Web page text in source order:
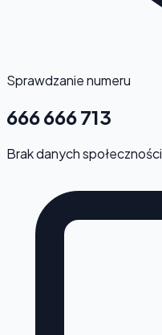
Sprawdzanie numeru
666 666 713
Brak danych społeczności